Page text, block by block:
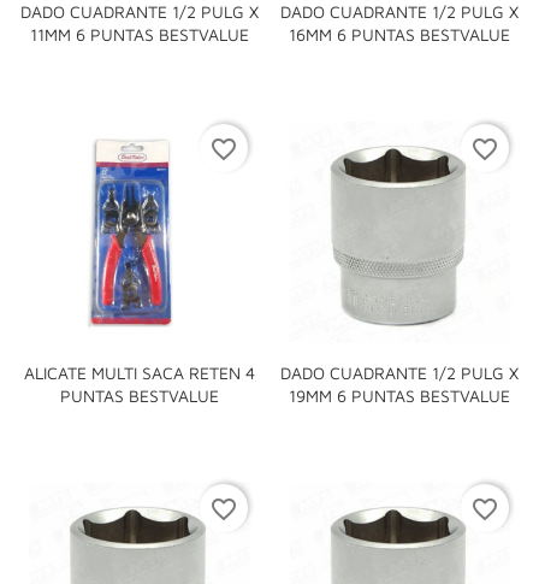
DADO CUADRANTE 1/2 PULG X
11MM 6 PUNTAS BESTVALUE
DADO CUADRANTE 1/2 PULG X
16MM 6 PUNTAS BESTVALUE
ALICATE MULTI SACA RETEN 4
PUNTAS BESTVALUE
favorite_border
DADO CUADRANTE 1/2 PULG X
19MM 6 PUNTAS BESTVALUE
favorite_border
favorite_border favorite_border